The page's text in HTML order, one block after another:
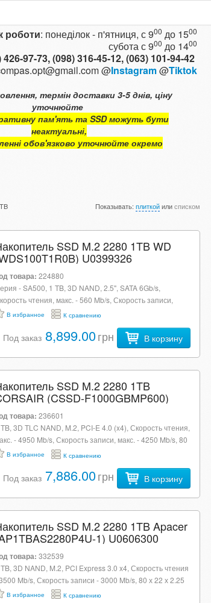
роботи: понеділок - п'ятниця, с 900 до 1500
субота с900 до 1400
426-97-73,(098) 316-45-12,(063) 101-94-42
@Instagram@Tiktok
термін доставки 3-5 днів, ціну
уточнюйте
пам'ять та SSD можуть бути
неактуальні,
обов'язково уточнюйте окремо
Показывать: плиткойилисписком
SSD M.2 2280 1TB WD
U0399326
товара: 224880
- SA500, 1 TB, 3D NAND, 2.5", SATA 6Gb/s,
чтения, макс. - 560 Mb/s, Скорость записи,
- 530 Mb/s
В избранное К сравнению
Под заказ8,899.00грн В корзину
SSD M.2 2280 1TB
(CSSD-F1000GBMP600)
товара: 236601
3D TLC NAND, M.2, PCI-E 4.0 (x4), Скорость чтения,
- 4950 Mb/s, Скорость записи, макс. - 4250 Mb/s, 80
x 15 мм, 100 г
В избранное К сравнению
Под заказ7,886.00грн В корзину
SSD M.2 2280 1TB Apacer
1) U0606300
товара: 332539
3D NAND, M.2, PCI Express 3.0 x4, Скорость чтения
Mb/s, Скорость записи - 3000 Mb/s, 80 х 22 х 2.25
6.8 г, черный
В избранное К сравнению